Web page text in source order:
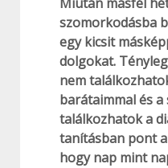
szomorkodásba
egy kicsit
dolgokat.
nem
barátaimmal és
találkozhatok a
tanításban pont
hogy nap mint